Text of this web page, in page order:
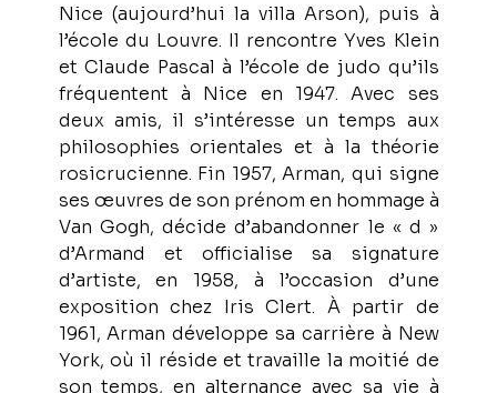
Nice (aujourd’hui la villa Arson), puis à
l’école du Louvre. Il rencontre Yves Klein
et Claude Pascal à l’école de judo qu’ils
fréquentent à Nice en 1947. Avec ses
deux amis, il s’intéresse un temps aux
philosophies orientales et à la théorie
rosicrucienne. Fin 1957, Arman, qui signe
ses œuvres de son prénom en hommage à
Van Gogh, décide d’abandonner le « d »
d’Armand et officialise sa signature
d’artiste, en 1958, à l’occasion d’une
exposition chez Iris Clert. À partir de
1961, Arman développe sa carrière à New
York, où il réside et travaille la moitié de
son temps, en alternance avec sa vie à